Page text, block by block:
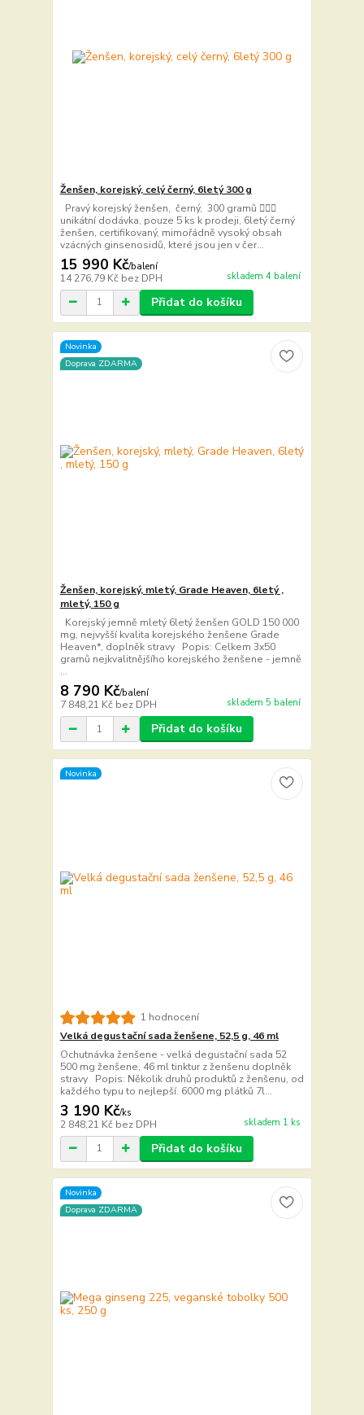
Ženšen, korejský, celý černý, 6letý 300 g
Pravý korejský ženšen, černý, 300 gramů 🏃🏻‍♀️
unikátní dodávka, pouze 5 ks k prodeji, 6letý černý
ženšen, certifikovaný, mimořádně vysoký obsah
vzácných ginsenosidů, které jsou jen v čer...
15 990 Kč/balení
14 276,79 Kč bez DPH skladem 4 balení
Přidat do košíku
Novinka
Doprava ZDARMA
Ženšen, korejský, mletý, Grade Heaven, 6letý ,
mletý, 150 g
Korejský jemně mletý 6letý ženšen GOLD 150 000
mg, nejvyšší kvalita korejského ženšene Grade
Heaven*, doplněk stravy Popis: Celkem 3x50
gramů nejkvalitnějšího korejského ženšene - jemně
...
8 790 Kč/balení
7 848,21 Kč bez DPH skladem 5 balení
Přidat do košíku
Novinka
1 hodnocení
Velká degustační sada ženšene, 52,5 g, 46 ml
Ochutnávka ženšene - velká degustační sada 52
500 mg ženšene, 46 ml tinktur z ženšenu doplněk
stravy Popis: Několik druhů produktů z ženšenu, od
každého typu to nejlepší. 6000 mg plátků 7l...
3 190 Kč/ks
2 848,21 Kč bez DPH skladem 1 ks
Přidat do košíku
Novinka
Doprava ZDARMA